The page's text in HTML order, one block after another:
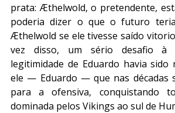
prata: Æthelwold, o pretendente,
poderia dizer o que o futuro
Æthelwold se ele tivesse saído
vez disso, um sério desafio à
legitimidade de Eduardo havia sido
ele — Eduardo — que nas décadas
para a ofensiva, conquistando
dominada pelos Vikings ao sul de